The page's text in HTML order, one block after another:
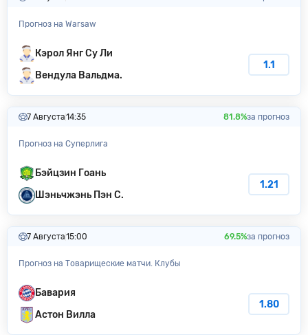
Прогноз на Warsaw
Кэрол Янг Су Ли
Вендула Вальдма.
1.1
7 Августа14:35 81.8%за прогноз
Прогноз на Суперлига
Бэйцзин Гоань
Шэньчжэнь Пэн С.
1.21
7 Августа15:00 69.5%за прогноз
Прогноз на Товарищеские матчи. Клубы
Бавария
Астон Вилла
1.80